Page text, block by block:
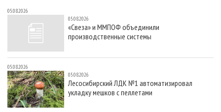
05.08.2026
05.08.2026
«Свеза» и ММПОФ объединили
производственные системы
05.08.2026
05.08.2026
Лесосибирский ЛДК №1 автоматизировал
укладку мешков с пеллетами